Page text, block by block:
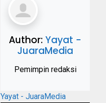
Author:Yayat -
JuaraMedia
Pemimpin redaksi
Yayat - JuaraMedia